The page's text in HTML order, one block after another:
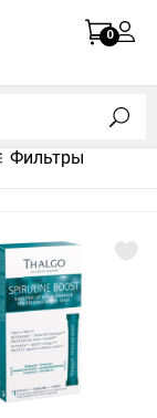
0
Фильтры